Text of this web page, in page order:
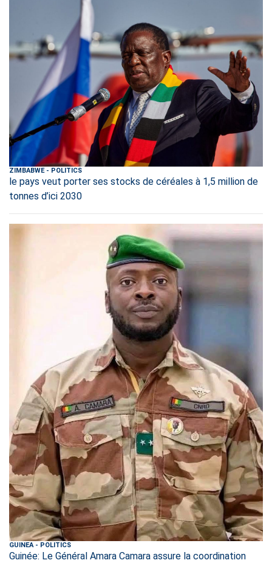
ZIMBABWE- POLITICS
le pays veut porter ses stocks de céréales à 1,5 million de
tonnes d’ici 2030
GUINEA- POLITICS
Guinée: Le Général Amara Camara assure la coordination